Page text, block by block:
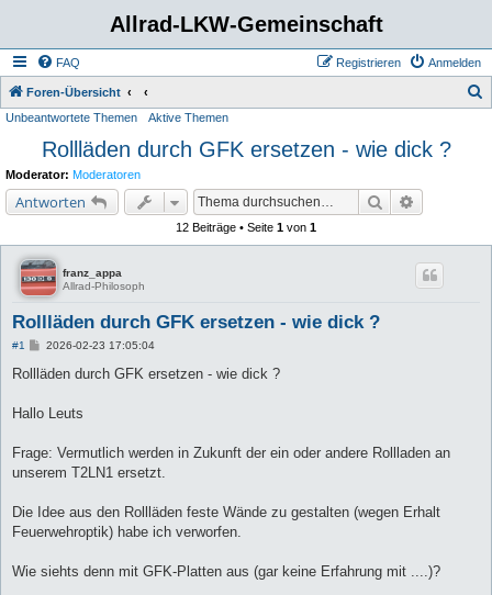
Allrad-LKW-Gemeinschaft
FAQ Anmelden
Registrieren
Foren-Übersicht
Unbeantwortete Themen Aktive Themen
Rollläden durch GFK ersetzen - wie dick ?
Moderator: Moderatoren
Antworten Suche
12 Beiträge • Seite 1 von 1
franz_appa
Allrad-Philosoph
Rollläden durch GFK ersetzen - wie dick ?
#1
B
i
a
2026-02-23 17:05:04
Rollläden durch GFK ersetzen - wie dick ?
Hallo Leuts
Frage: Vermutlich werden in Zukunft der ein oder andere Rollladen an
unserem T2LN1 ersetzt.
Die Idee aus den Rollläden feste Wände zu gestalten (wegen Erhalt
Feuerwehroptik) habe ich verworfen.
Wie siehts denn mit GFK-Platten aus (gar keine Erfahrung mit ....)?